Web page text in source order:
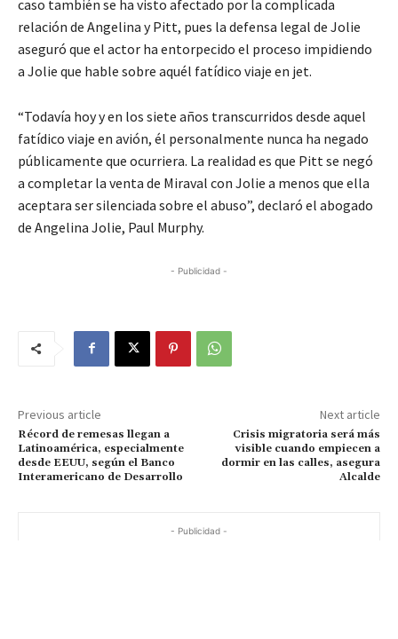
caso también se ha visto afectado por la complicada
relación de Angelina y Pitt, pues la defensa legal de Jolie
aseguró que el actor ha entorpecido el proceso impidiendo
a Jolie que hable sobre aquél fatídico viaje en jet.
“Todavía hoy y en los siete años transcurridos desde aquel
fatídico viaje en avión, él personalmente nunca ha negado
públicamente que ocurriera. La realidad es que Pitt se negó
a completar la venta de Miraval con Jolie a menos que ella
aceptara ser silenciada sobre el abuso”, declaró el abogado
de Angelina Jolie, Paul Murphy.
- Publicidad -
Previous article
Récord de remesas llegan a
Latinoamérica, especialmente
desde EEUU, según el Banco
Interamericano de Desarrollo
Next article
Crisis migratoria será más
visible cuando empiecen a
dormir en las calles, asegura
Alcalde
- Publicidad -